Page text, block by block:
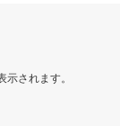
されます。